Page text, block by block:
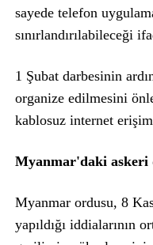
sayede telefon
sınırlandırılabileceği
1 Şubat darbesinin
organize edilmesini
kablosuz internet
Myanmar'daki askeri
Myanmar ordusu, 8
yapıldığı iddialarının